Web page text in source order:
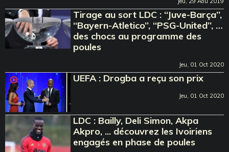
Tirage au sort LDC : ‘‘Juve-Barça’’,
‘‘Bayern-Atletico’’, ‘‘PSG-United’’, …
des chocs au programme des
poules
Jeu, 01 Oct 2020
UEFA : Drogba a reçu son prix
Jeu, 01 Oct 2020
LDC : Bailly, Deli Simon, Akpa
Akpro, ... découvrez les Ivoiriens
engagés en phase de poules